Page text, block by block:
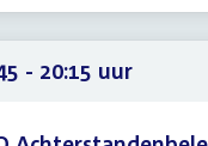
- 20:15 uur